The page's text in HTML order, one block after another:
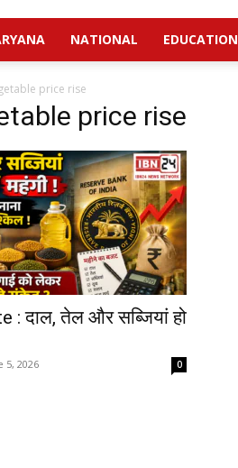
NATIONAL EDUCATION
price rise
price rise
: दाल, तेल और सब्जियां हो
5, 2026 0